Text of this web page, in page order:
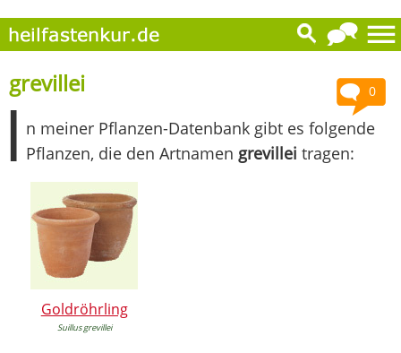
0
grevillei
I n meiner Pflanzen-Datenbank gibt es folgende
Pflanzen, die den Artnamen grevillei tragen:
Goldröhrling
Suillus grevillei